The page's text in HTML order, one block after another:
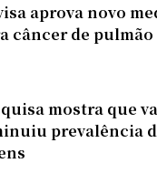
aprova novo
câncer de pulmão
mostra que
prevalência